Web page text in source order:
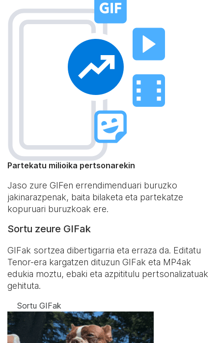
Partekatu milioika pertsonarekin
Jaso zure GIFen errendimenduari buruzko
jakinarazpenak, baita bilaketa eta partekatze
kopuruari buruzkoak ere.
Sortu zeure GIFak
GIFak sortzea dibertigarria eta erraza da. Editatu
Tenor-era kargatzen dituzun GIFak eta MP4ak
edukia moztu, ebaki eta azpititulu pertsonalizatuak
gehituta.
Sortu GIFak